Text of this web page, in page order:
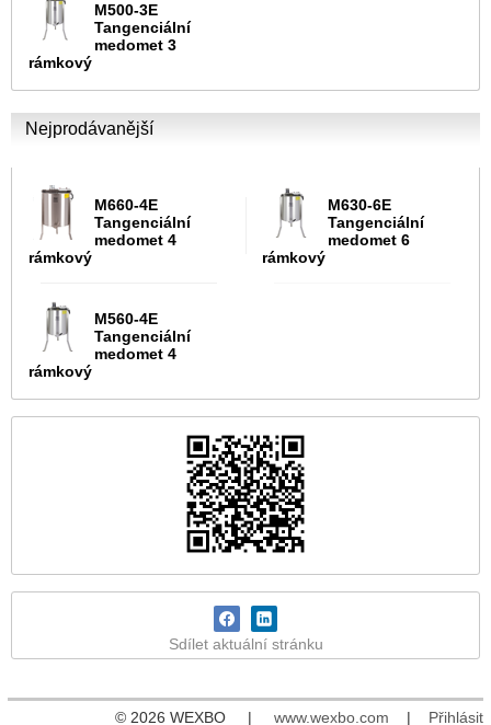
M500-3E
Tangenciální
medomet 3
rámkový
Nejprodávanější
M660-4E
Tangenciální
medomet 4
rámkový
M630-6E
Tangenciální
medomet 6
rámkový
M560-4E
Tangenciální
medomet 4
rámkový
Sdílet aktuální stránku
© 2026 WEXBO | www.wexbo.com | Přihlásit